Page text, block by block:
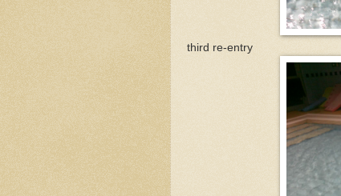
third re-entry